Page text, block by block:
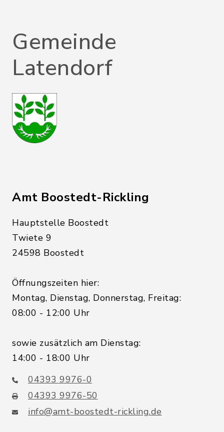
Gemeinde
Latendorf
Amt Boostedt-Rickling
Hauptstelle Boostedt
Twiete 9
24598 Boostedt
Öffnungszeiten hier:
Montag, Dienstag, Donnerstag, Freitag:
08:00 - 12:00 Uhr
sowie zusätzlich am Dienstag:
14:00 - 18:00 Uhr
04393 9976-0
04393 9976-50
info@amt-boostedt-rickling.de